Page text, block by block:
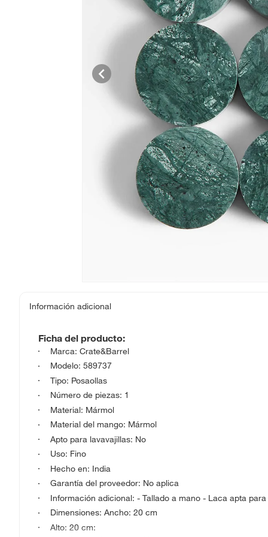
Información adicional
Ficha del producto:
Marca: Crate&Barrel
Modelo: 589737
Tipo: Posaollas
Número de piezas: 1
Material: Mármol
Material del mango: Mármol
Apto para lavavajillas: No
Uso: Fino
Hecho en: India
Garantía del proveedor: No aplica
Información adicional: - Tallado a mano - Laca apta
Dimensiones: Ancho: 20 cm
Alto: 20 cm: